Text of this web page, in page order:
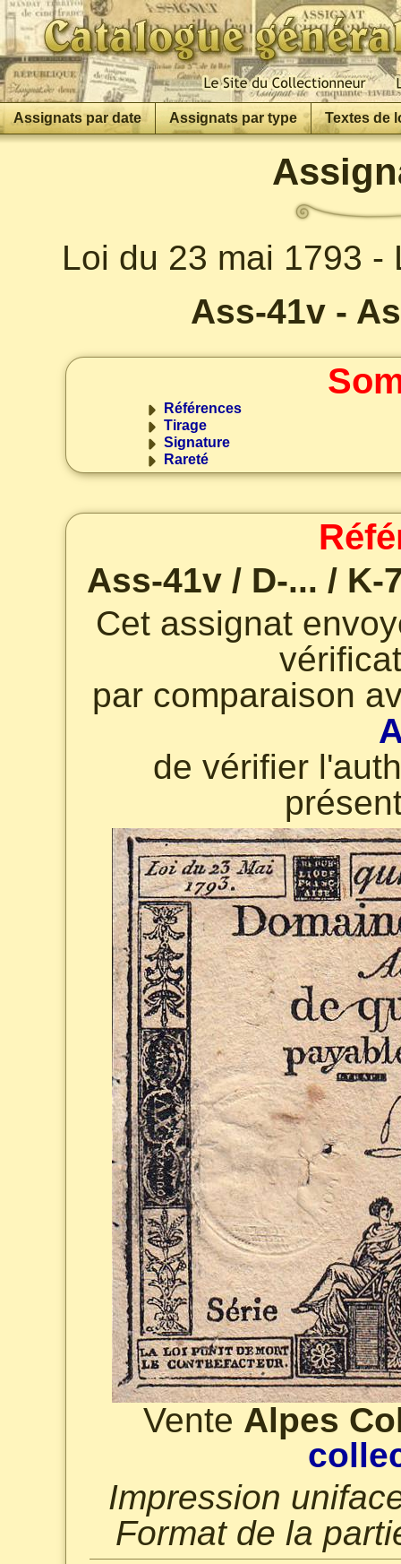
Assignats par date Assignats par type Textes de
Loi du 23 mai 1793 -
Ass-41v -
Références
Tirage
Signature
Rareté
Ass-41v / D-... / K-
Cet assignat
par comparaison
de vérifier
Vente Alpes
Impression
Format de la